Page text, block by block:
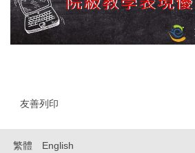
友善列印
繁體
English